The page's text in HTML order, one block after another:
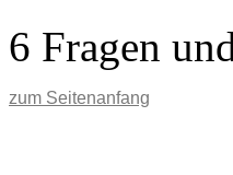
6 Fragen
zum Seitenanfang